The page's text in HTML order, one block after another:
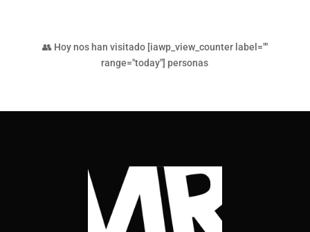
👥 Hoy nos han visitado [iawp_view_counter label=""
range="today"] personas